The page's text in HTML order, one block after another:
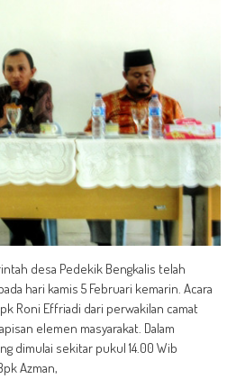
desa Pedekik Bengkalis telah
hari kamis 5 Februari kemarin. Acara
Roni Effriadi dari perwakilan camat
elemen masyarakat. Dalam
dimulai sekitar pukul 14.00 Wib
Azman,